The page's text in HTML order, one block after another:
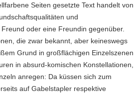
Seiten gesetzte Text handelt von
und
oder eine Freundin gegenüber.
die zwar bekannt, aber keineswegs
Grund in großflächigen Einzelszenen
in absurd-komischen Konstellationen,
anregen: Da küssen sich zum
auf Gabelstapler respektive